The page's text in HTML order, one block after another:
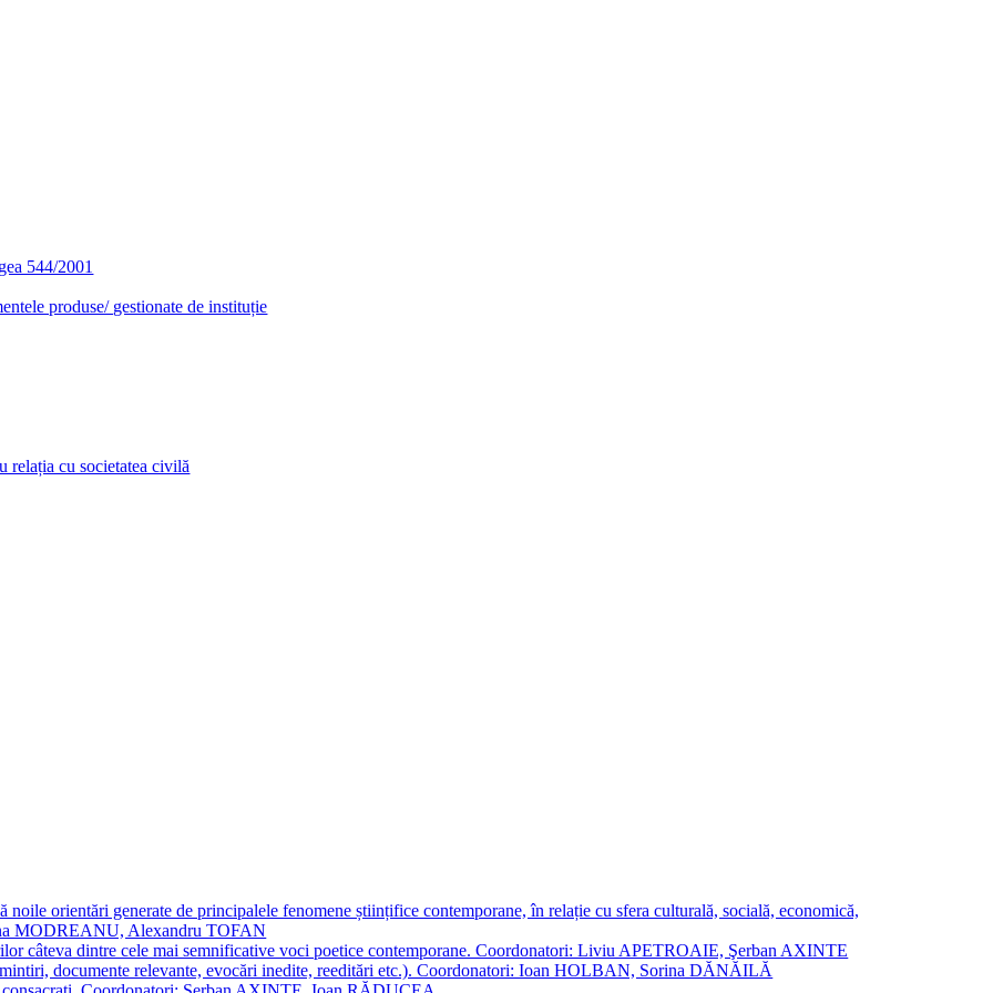
544/2001
produse/ gestionate de instituție
relația cu societatea civilă
noile orientări generate de principalele fenomene științifice contemporane, în relație cu sfera culturală, socială, economică,
MODREANU, Alexandru TOFAN
câteva dintre cele mai semnificative voci poetice contemporane. Coordonatori: Liviu APETROAIE, Şerban AXINTE
documente relevante, evocări inedite, reeditări etc.). Coordonatori: Ioan HOLBAN, Sorina DĂNĂILĂ